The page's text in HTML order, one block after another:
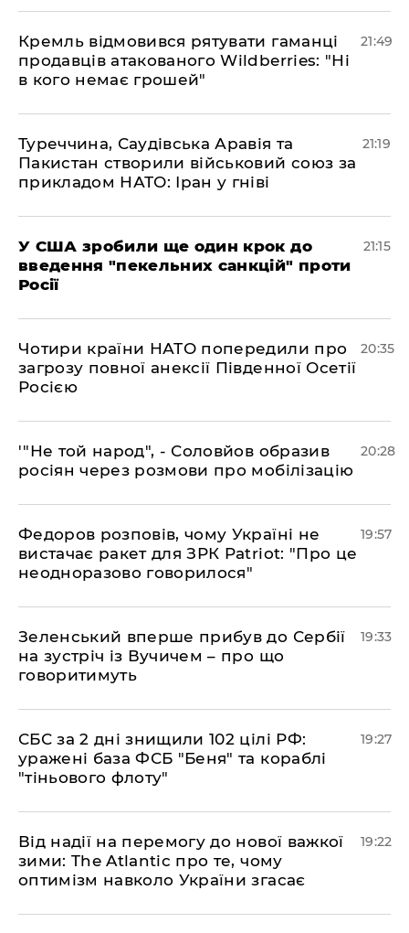
​Кремль відмовився рятувати гаманці
продавців атакованого Wildberries: "Ні
в кого немає грошей"
21:49
​Туреччина, Саудівська Аравія та
Пакистан створили військовий союз за
прикладом НАТО: Іран у гніві
21:19
​У США зробили ще один крок до
введення "пекельних санкцій" проти
Росії
21:15
​Чотири країни НАТО попередили про
загрозу повної анексії Південної Осетії
Росією
20:35
​'"Не той народ", - Соловйов образив
росіян через розмови про мобілізацію
20:28
​Федоров розповів, чому Україні не
вистачає ракет для ЗРК Patriot: "Про це
неодноразово говорилося"
19:57
​Зеленський вперше прибув до Сербії
на зустріч із Вучичем – про що
говоритимуть
19:33
​СБС за 2 дні знищили 102 цілі РФ:
уражені база ФСБ "Беня" та кораблі
"тіньового флоту"
19:27
​Від надії на перемогу до нової важкої
зими: The Atlantic про те, чому
оптимізм навколо України згасає
19:22